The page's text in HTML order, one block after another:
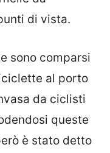
di vista.
sono comparsi
al porto
da ciclisti
queste
è stato detto